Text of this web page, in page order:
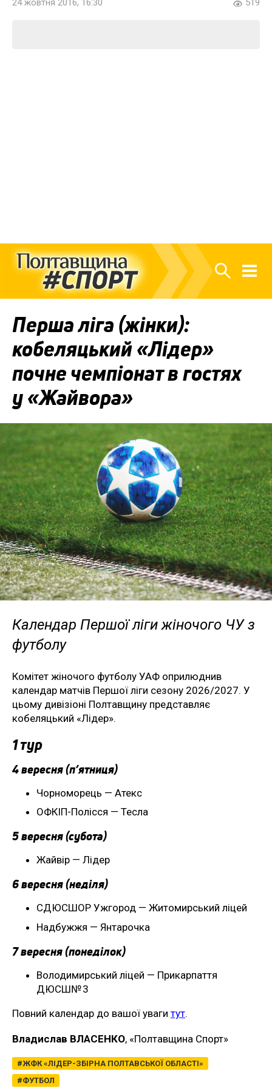
24 жовтня 2016, 16:30 519
Перша ліга (жінки):
кобеляцький «Лідер»
почне чемпіонат в гостях
у «Жайвора»
Календар Першої ліги жіночого ЧУ з
футболу
Комітет жіночого футболу УАФ оприлюднив
календар матчів Першої ліги сезону 2026/2027. У
цьому дивізіоні Полтавщину представляє
кобеляцький «Лідер».
1 тур
4 вересня (п’ятниця)
Чорноморець — Атекс
ОФКІП-Полісся — Тесла
5 вересня (субота)
Жайвір — Лідер
6 вересня (неділя)
СДЮСШОР Ужгород — Житомирський ліцей
Надбужжя — Янтарочка
7 вересня (понеділок)
Володимирський ліцей — Прикарпаття
ДЮСШ№ 3
Повний календар до вашої уваги тут.
Владислав ВЛАСЕНКО, «Полтавщина Спорт»
ЖФК «ЛІДЕР-ЗБІРНА ПОЛТАВСЬКОЇ ОБЛАСТІ»
ФУТБОЛ